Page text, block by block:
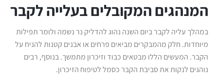
המנהגים המקובלים בעלייה לקבר
במהלך עליה לקבר ביום השנה נהוג להדליק נר נשמה ולומר תפילות
מיוחדות. חלק מהמבקרים מביאים פרחים או אבנים קטנות להניח על
הקבר. המעשים הללו מבטאים כבוד וזיכרון מתמשך. בנוסף, רבים
נוהגים לנקות את סביבת הקבר כסמל לטיפוח הזיכרון.